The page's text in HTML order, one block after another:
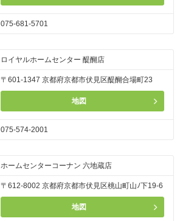
075-681-5701
ロイヤルホームセンター 醍醐店
〒601-1347 京都府京都市伏見区醍醐合場町23
地図
075-574-2001
ホームセンターコーナン 六地蔵店
〒612-8002 京都府京都市伏見区桃山町山ﾉ下19-6
地図